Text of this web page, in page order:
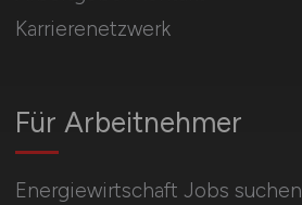
Für Arbeitnehmer
Energiewirtschaft Jobs suchen
Karrierenetzwerk